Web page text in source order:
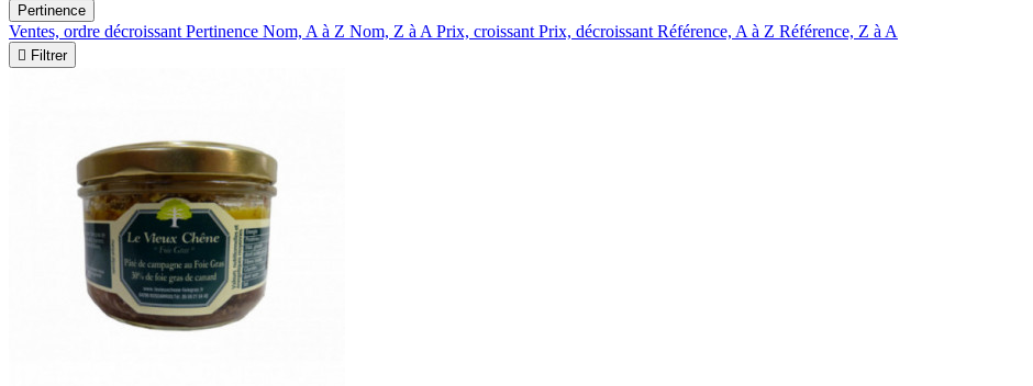
Pertinence
Ventes, ordre décroissantPertinence Nom, A à Z Nom, Z à APrix, croissantPrix, décroissantRéférence, A à Z Référence, Z à A
 Filtrer